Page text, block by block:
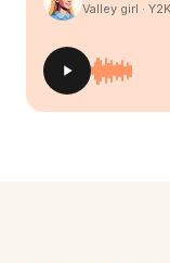
Valley girl · Y2K